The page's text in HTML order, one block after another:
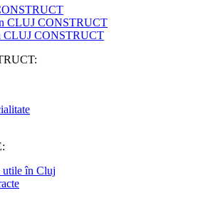
CLUJ CONSTRUCT
CLUJ CONSTRUCT
utile în Cluj